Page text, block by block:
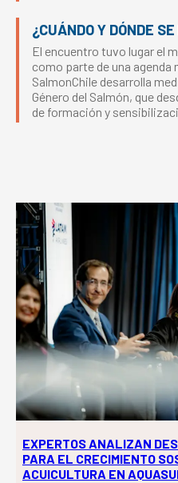
¿CUÁNDO Y DÓNDE
El encuentro tuvo lugar el
como parte de una agenda
SalmonChile desarrolla
Género del Salmón, que
de formación y
EXPERTOS ANALIZAN
PARA EL CRECIMIENTO
ACUICULTURA EN